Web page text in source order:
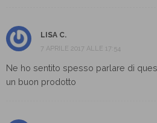
LISA C.
7 APRILE 2017 ALLE 17:54
Ne ho sentito spesso parlare di
un buon prodotto